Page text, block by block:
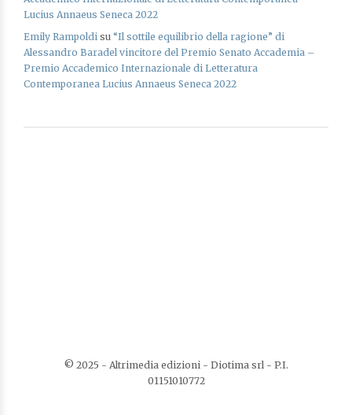
Lucius Annaeus Seneca 2022
Emily Rampoldi su “Il sottile equilibrio della ragione” di
Alessandro Baradel vincitore del Premio Senato Accademia –
Premio Accademico Internazionale di Letteratura
Contemporanea Lucius Annaeus Seneca 2022
© 2025 - Altrimedia edizioni - Diotima srl - P.I.
01151010772